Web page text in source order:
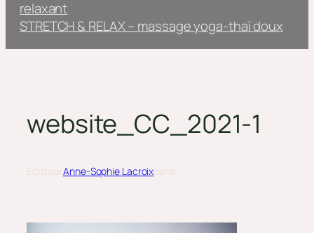
relaxant
STRETCH & RELAX – massage yoga-thaï doux
website_CC_2021-1
Écrit parAnne-Sophie Lacroix